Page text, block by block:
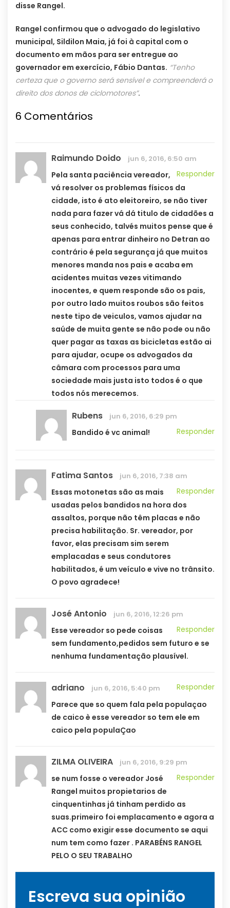
disse Rangel.
Rangel confirmou que o advogado do legislativo
municipal, Sildilon Maia, já foi à capital com o
documento em mãos para ser entregue ao
governador em exercício, Fábio Dantas. “Tenho
certeza que o governo será sensível e compreenderá o
direito dos donos de ciclomotores”.
6 Comentários
Raimundo Doido jun 6, 2016, 6:50 am
Responder
Pela santa paciência vereador,
vá resolver os problemas físicos da
cidade, isto é ato eleitoreiro, se não tiver
nada para fazer vá dá titulo de cidadões a
seus conhecido, talvés muitos pense que é
apenas para entrar dinheiro no Detran ao
contrário é pela segurança já que muitos
menores manda nos pais e acaba em
acidentes muitas vezes vitimando
inocentes, e quem responde são os pais,
por outro lado muitos roubos são feitos
neste tipo de veiculos, vamos ajudar na
saúde de muita gente se não pode ou não
quer pagar as taxas as bicicletas estão ai
para ajudar, ocupe os advogados da
câmara com processos para uma
sociedade mais justa isto todos é o que
todos nós merecemos.
Rubens jun 6, 2016, 6:29 pm
Responder
Bandido é vc animal!
Fatima Santos jun 6, 2016, 7:38 am
Responder
Essas motonetas são as mais
usadas pelos bandidos na hora dos
assaltos, porque não têm placas e não
precisa habilitação. Sr. vereador, por
favor, elas precisam sim serem
emplacadas e seus condutores
habilitados, é um veículo e vive no trânsito.
O povo agradece!
José Antonio jun 6, 2016, 12:26 pm
Responder
Esse vereador so pede coisas
sem fundamento,pedidos sem futuro e se
nenhuma fundamentação plausível.
adriano jun 6, 2016, 5:40 pm
Responder
Parece que so quem fala pela populaçao
de caico è esse vereador so tem ele em
caico pela populaÇao
ZILMA OLIVEIRA jun 6, 2016, 9:29 pm
Responder
se num fosse o vereador José
Rangel muitos propietarios de
cinquentinhas já tinham perdido as
suas.primeiro foi emplacamento e agora a
ACC como exigir esse documento se aqui
num tem como fazer . PARABÉNS RANGEL
PELO O SEU TRABALHO
Escreva sua opinião